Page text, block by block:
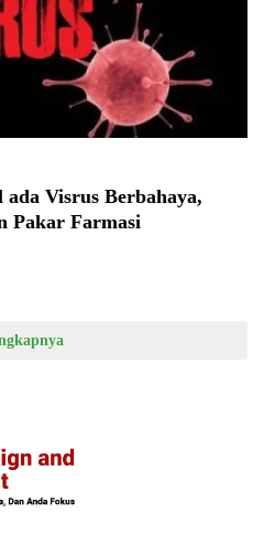
Visrus Berbahaya,
Pakar Farmasi